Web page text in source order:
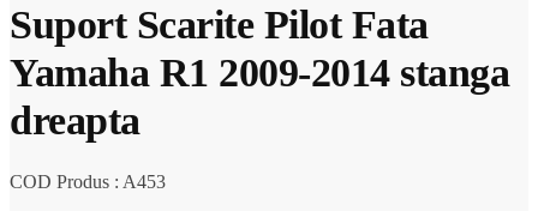
Suport Scarite Pilot Fata
Yamaha R1 2009-2014 stanga
dreapta
COD Produs : A453